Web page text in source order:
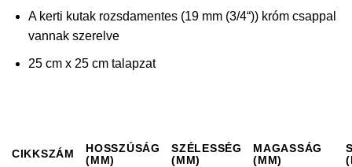
A kerti kutak rozsdamentes (19 mm (3/4“)) króm csappal
vannak szerelve
25 cm x 25 cm talapzat
CIKKSZÁM
HOSSZÚSÁG
(MM)
SZÉLESSÉG
(MM)
MAGASSÁG
(MM)